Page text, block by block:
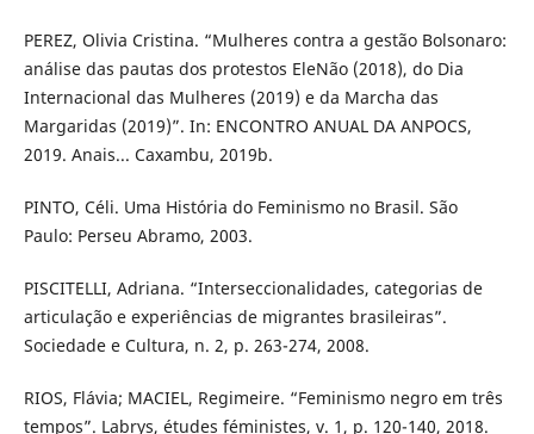
PEREZ, Olivia Cristina. “Mulheres contra a gestão Bolsonaro:
análise das pautas dos protestos EleNão (2018), do Dia
Internacional das Mulheres (2019) e da Marcha das
Margaridas (2019)”. In: ENCONTRO ANUAL DA ANPOCS,
2019. Anais... Caxambu, 2019b.
PINTO, Céli. Uma História do Feminismo no Brasil. São
Paulo: Perseu Abramo, 2003.
PISCITELLI, Adriana. “Interseccionalidades, categorias de
articulação e experiências de migrantes brasileiras”.
Sociedade e Cultura, n. 2, p. 263-274, 2008.
RIOS, Flávia; MACIEL, Regimeire. “Feminismo negro em três
tempos”. Labrys, études féministes, v. 1, p. 120-140, 2018.